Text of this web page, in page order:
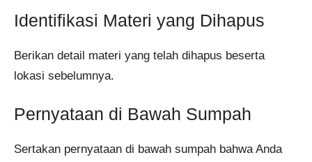
Identifikasi Materi yang Dihapus
Berikan detail materi yang telah dihapus beserta
lokasi sebelumnya.
Pernyataan di Bawah Sumpah
Sertakan pernyataan di bawah sumpah bahwa Anda